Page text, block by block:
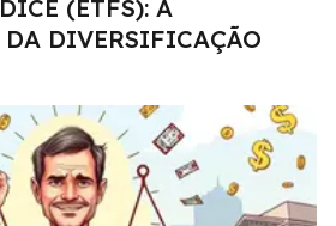
(ETFS): A
DIVERSIFICAÇÃO